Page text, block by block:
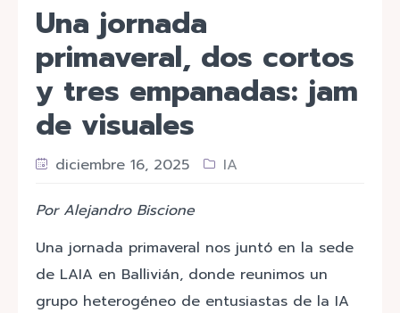
Una jornada
primaveral, dos cortos
y tres empanadas: jam
de visuales
diciembre 16, 2025 IA
Por Alejandro Biscione
Una jornada primaveral nos juntó en la sede
de LAIA en Ballivián, donde reunimos un
grupo heterogéneo de entusiastas de la IA